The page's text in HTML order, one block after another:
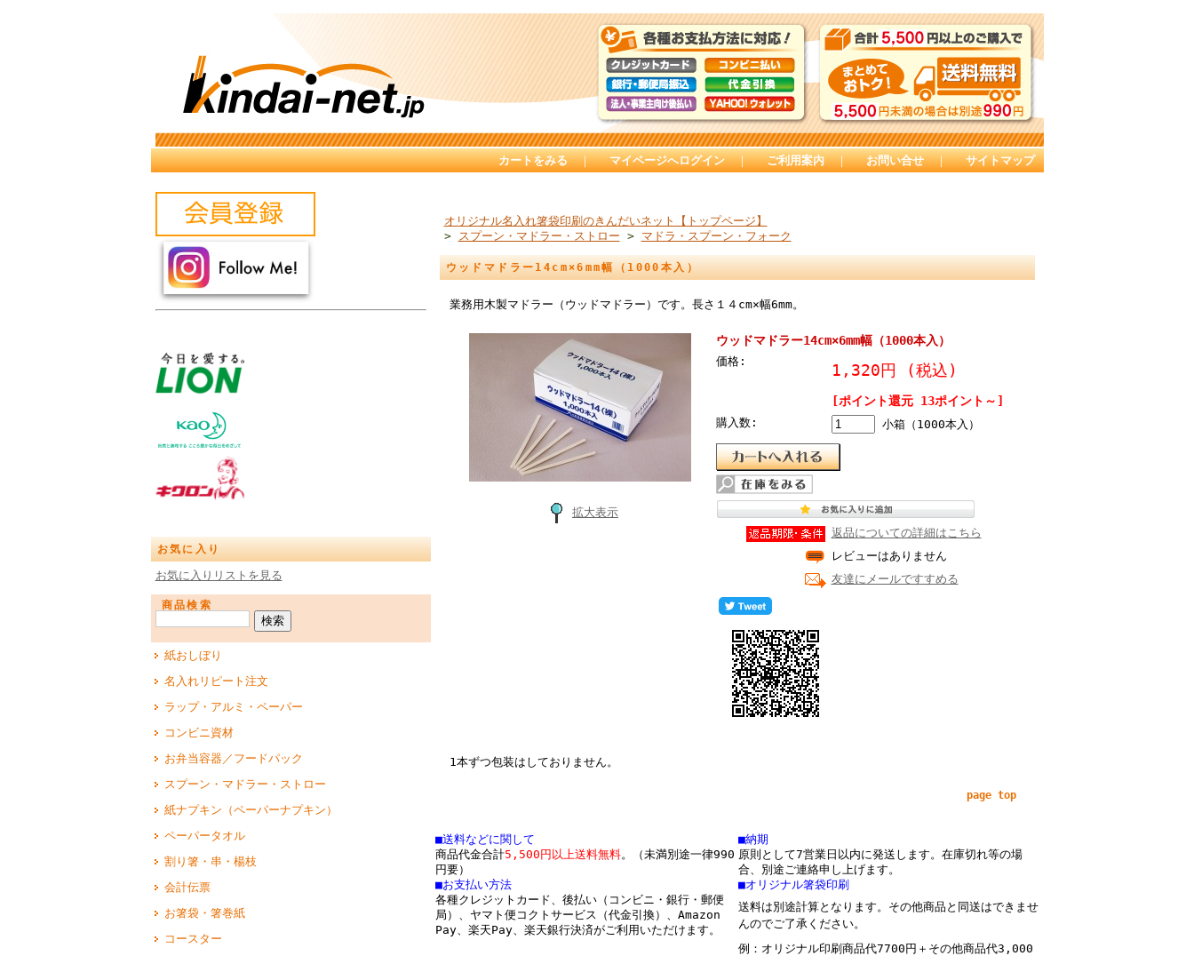
カートをみる ｜ マイページへログイン ｜ ご利用案内 ｜ お問い合せ ｜ サイトマップ
お気に入り
お気に入りリストを見る
商品検索
紙おしぼり
名入れリピート注文
ラップ・アルミ・ペーパー
コンビニ資材
お弁当容器／フードパック
スプーン・マドラー・ストロー
紙ナプキン（ペーパーナプキン）
ペーパータオル
割り箸・串・楊枝
会計伝票
お箸袋・箸巻紙
コースター
オリジナル名入れ箸袋印刷のきんだいネット【トップページ】
> スプーン・マドラー・ストロー > マドラ・スプーン・フォーク
ウッドマドラー14cm×6mm幅（1000本入）
業務用木製マドラー（ウッドマドラー）です。長さ１４cm×幅6mm。
拡大表示
ウッドマドラー14cm×6mm幅（1000本入）
価格: 1,320円 (税込)
[ポイント還元 13ポイント～]
購入数: 小箱（1000本入）
返品についての詳細はこちら
レビューはありません
友達にメールですすめる
1本ずつ包装はしておりません。
page top
■送料などに関して
商品代金合計5,500円以上送料無料。（未満別途一律990
円要）
■納期
原則として7営業日以内に発送します。在庫切れ等の場
合、別途ご連絡申し上げます。
■お支払い方法
各種クレジットカード、後払い（コンビニ・銀行・郵便
局）、ヤマト便コクトサービス（代金引換）、Amazon
Pay、楽天Pay、楽天銀行決済がご利用いただけます。
■オリジナル箸袋印刷
送料は別途計算となります。その他商品と同送はできませ
んのでご了承ください。
例：オリジナル印刷商品代7700円＋その他商品代3,000